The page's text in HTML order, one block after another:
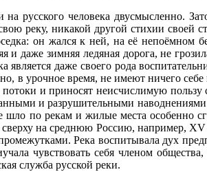
на русского человека двусмысленно.
реку, никакой другой стихии своей
он жался к ней, на её непоёмном
и даже зимняя ледяная дорога, не
даже своего рода
в урочное время, не имеют ничего
и приносят неисчислимую пользу
и разрушительными
по рекам и жилые места особенно
на среднюю Россию, например,
Река воспитывала дух
чувствовать себя членом
служба русской реки.